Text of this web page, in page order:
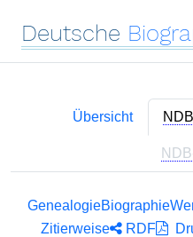
Deutsche
Übersicht NDB
NDB
GenealogieBiographie
Zitierweise
RDF